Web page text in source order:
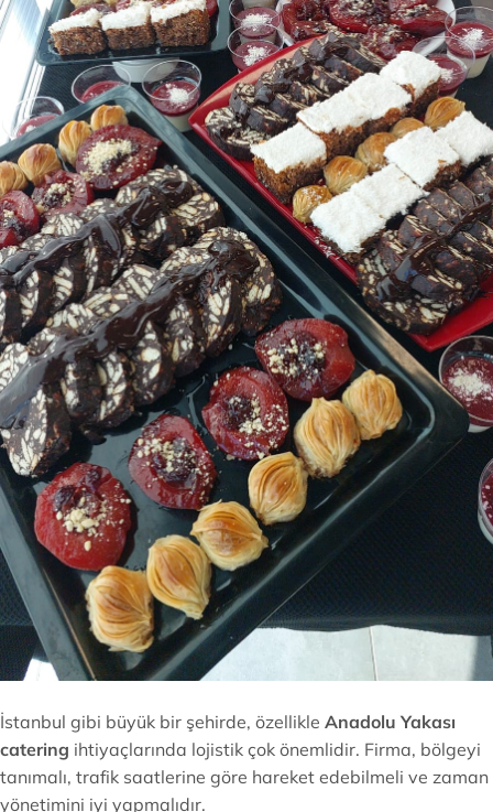
İstanbul gibi büyük bir şehirde, özellikle Anadolu Yakası
catering ihtiyaçlarında lojistik çok önemlidir. Firma, bölgeyi
tanımalı, trafik saatlerine göre hareket edebilmeli ve zaman
yönetimini iyi yapmalıdır.